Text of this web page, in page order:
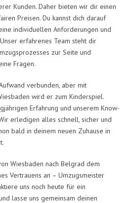
Kunden. Daher bieten wir dir einen
Preisen. Du kannst dich darauf
individuellen Anforderungen und
erfahrenes Team steht dir
zur Seite und
Fragen.
verbunden, aber mit
wird er zum Kinderspiel.
Erfahrung und unserem Know-
erledigen alles schnell, sicher und
bald in deinem neuen Zuhause in
Wiesbaden nach Belgrad dem
Vertrauens an – Umzugsmeister
uns noch heute für ein
lasse uns gemeinsam deinen